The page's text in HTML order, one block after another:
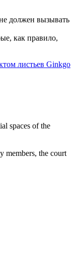
должен вызывать
как правило,
листьев Ginkgo
spaces of the
members, the court